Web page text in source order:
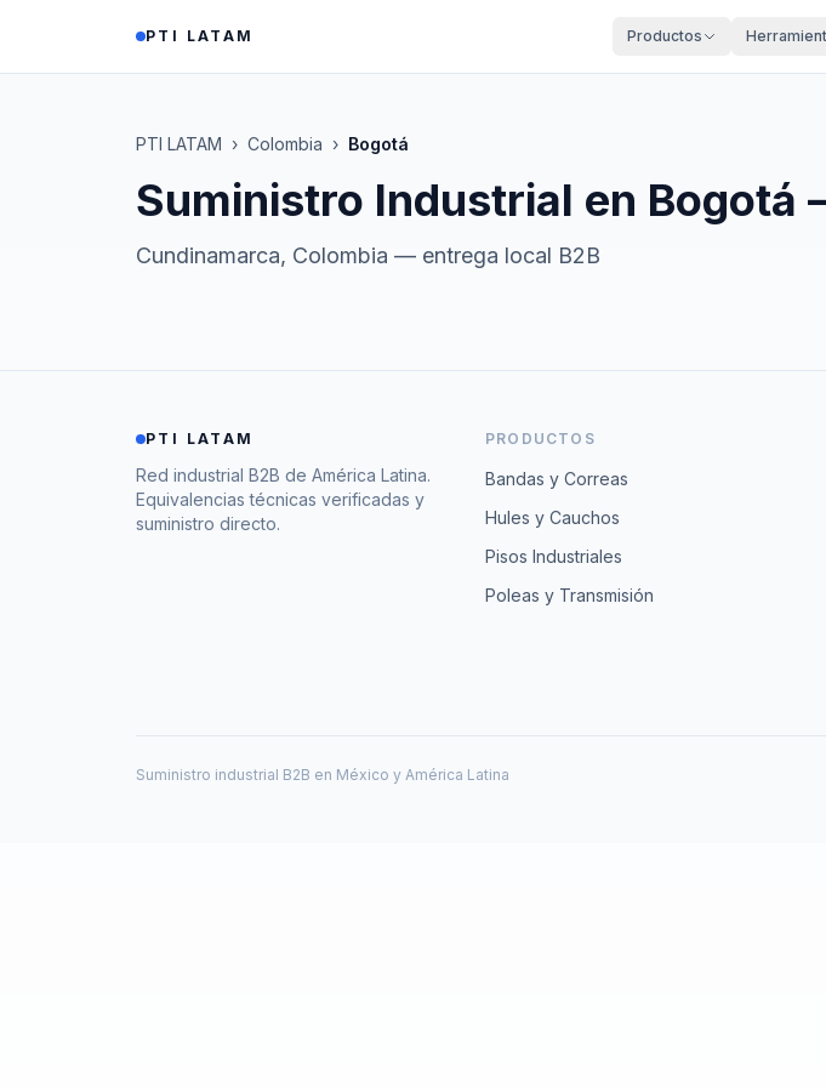
PTI LATAM Productos
PTI LATAM › Colombia › Bogotá
Suministro Industrial en Bogotá
Cundinamarca, Colombia — entrega local B2B
PTI LATAM
Red industrial B2B de América Latina.
Equivalencias técnicas verificadas y
suministro directo.
PRODUCTOS
Bandas y Correas
Hules y Cauchos
Pisos Industriales
Poleas y Transmisión
Suministro industrial B2B en México y América Latina